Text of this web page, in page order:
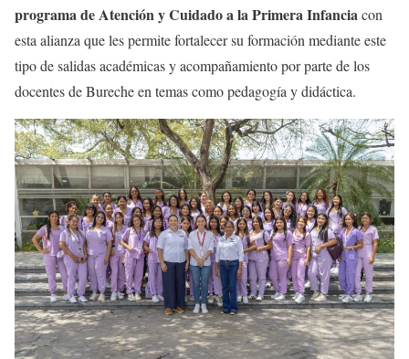
programa de Atención y Cuidado a la Primera Infanciacon
esta alianza que les permite fortalecer su formación mediante este
tipo de salidas académicas y acompañamiento por parte de los
docentes de Bureche en temas como pedagogía y didáctica.